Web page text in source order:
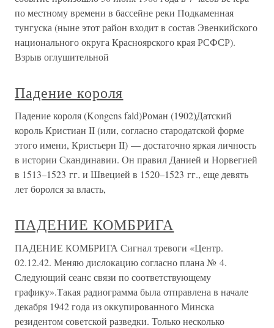
по местному времени в бассейне реки Подкаменная
тунгуска (ныне этот район входит в состав Эвенкийского
национального округа Красноярского края РСФСР).
Взрыв оглушительной
Падение короля
Падение короля (Kongens fald)Роман (1902)Датский
король Кристиан II (или, согласно стародатской форме
этого имени, Кристьерн II) — достаточно яркая личность
в истории Скандинавии. Он правил Данией и Норвегией
в 1513–1523 гг. и Швецией в 1520–1523 гг., еще девять
лет боролся за власть,
ПАДЕНИЕ КОМБРИГА
ПАДЕНИЕ КОМБРИГА Сигнал тревоги «Центр.
02.12.42. Меняю дислокацию согласно плана № 4.
Следующий сеанс связи по соответствующему
графику».Такая радиограмма была отправлена в начале
декабря 1942 года из оккупированного Минска
резидентом советской разведки. Только несколько